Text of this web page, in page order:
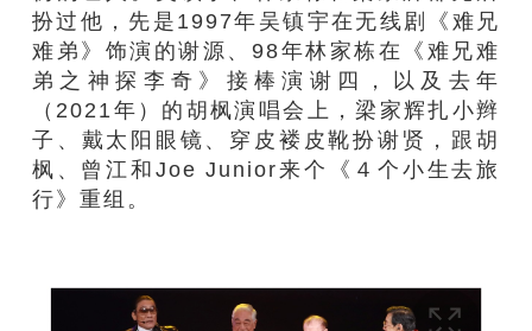
扮过他，先是1997年吴镇宇在无线剧《难兄
难弟》饰演的谢源、98年林家栋在《难兄难
弟之神探李奇》接棒演谢四，以及去年
（2021年）的胡枫演唱会上，梁家辉扎小辫
子、戴太阳眼镜、穿皮褛皮靴扮谢贤，跟胡
枫、曾江和Joe Junior来个《４个小生去旅
行》重组。